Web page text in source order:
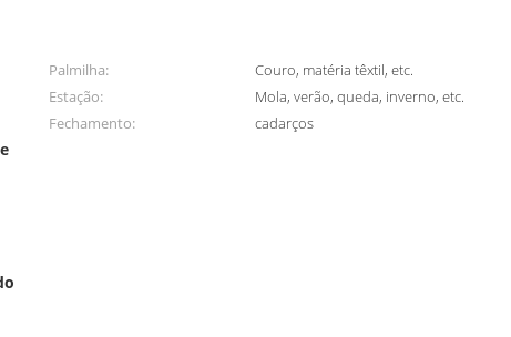
Palmilha:
Couro, matéria têxtil, etc.
Estação:
Mola, verão, queda, inverno, etc.
Fechamento:
cadarços